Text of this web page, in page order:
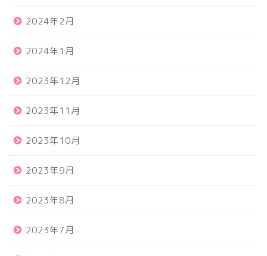
2024年2月
2024年1月
2023年12月
2023年11月
2023年10月
2023年9月
2023年8月
2023年7月